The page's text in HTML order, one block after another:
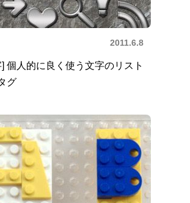
2011.6.8
個人的に良く使う文字のリスト
グ